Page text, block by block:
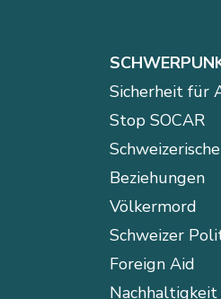
Sicherheit für
Stop SOCAR
Beziehungen
Völkermord
Schweizer
Foreign Aid
Nachhaltigkeit